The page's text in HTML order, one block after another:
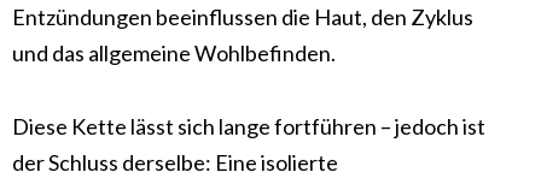
Entzündungen beeinflussen die Haut, den Zyklus
und das allgemeine Wohlbefinden.
Diese Kette lässt sich lange fortführen – jedoch ist
der Schluss derselbe: Eine isolierte